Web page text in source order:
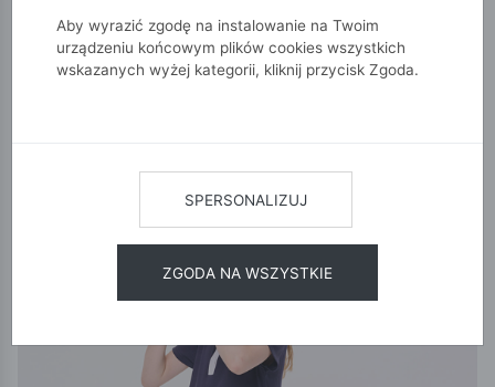
POKAŻ FILTRY
Aby wyrazić zgodę na instalowanie na Twoim
urządzeniu końcowym plików cookies wszystkich
wskazanych wyżej kategorii, kliknij przycisk Zgoda.
SPERSONALIZUJ
ZGODA NA WSZYSTKIE